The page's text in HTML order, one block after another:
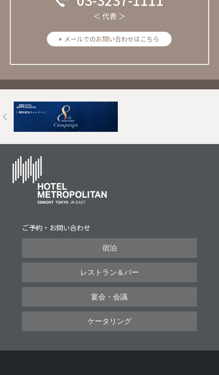
＜ 代表 ＞
メールでのお問い合わせはこちら
Next
ご予約・お問い合わせ
宿泊
レストラン＆バー
宴会・会議
ケータリング